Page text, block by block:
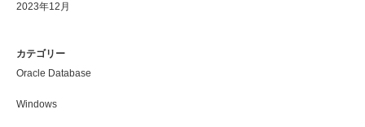
2023年12月
カテゴリー
Oracle Database
Windows